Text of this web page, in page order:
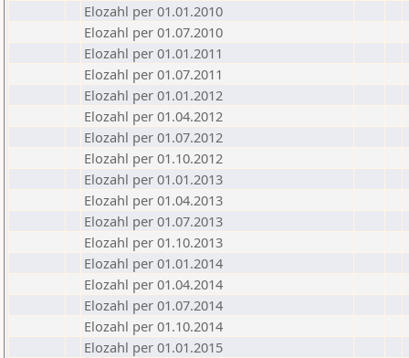
Elozahl per 01.01.2010
Elozahl per 01.07.2010
Elozahl per 01.01.2011
Elozahl per 01.07.2011
Elozahl per 01.01.2012
Elozahl per 01.04.2012
Elozahl per 01.07.2012
Elozahl per 01.10.2012
Elozahl per 01.01.2013
Elozahl per 01.04.2013
Elozahl per 01.07.2013
Elozahl per 01.10.2013
Elozahl per 01.01.2014
Elozahl per 01.04.2014
Elozahl per 01.07.2014
Elozahl per 01.10.2014
Elozahl per 01.01.2015